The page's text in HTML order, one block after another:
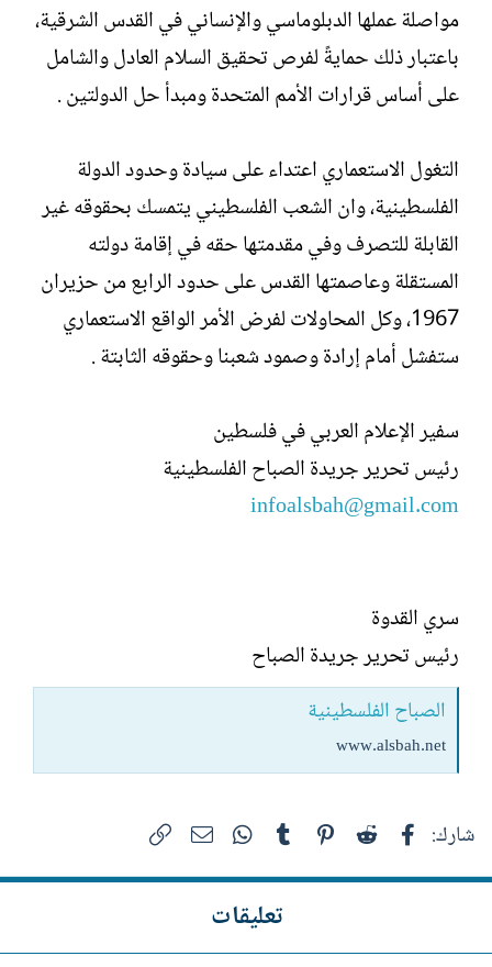
مواصلة عملها الدبلوماسي والإنساني في القدس الشرقية،
باعتبار ذلك حمايةً لفرص تحقيق السلام العادل والشامل
على أساس قرارات الأمم المتحدة ومبدأ حل الدولتين .
التغول الاستعماري اعتداء على سيادة وحدود الدولة
الفلسطينية، وان الشعب الفلسطيني يتمسك بحقوقه غير
القابلة للتصرف وفي مقدمتها حقه في إقامة دولته
المستقلة وعاصمتها القدس على حدود الرابع من حزيران
1967، وكل المحاولات لفرض الأمر الواقع الاستعماري
ستفشل أمام إرادة وصمود شعبنا وحقوقه الثابتة .
سفير الإعلام العربي في فلسطين
رئيس تحرير جريدة الصباح الفلسطينية
infoalsbah@gmail.com
سري القدوة
رئيس تحرير جريدة الصباح
الصباح الفلسطينية
www.alsbah.net
شارك: فيسبوك Reddit
Pinterest
Tumblr
WhatsAppالبريد الإلكتروني
تعليقات